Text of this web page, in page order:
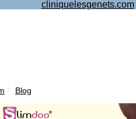
Blog
cliniquelesgenets.com